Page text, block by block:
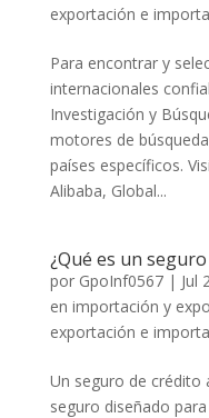
exportación e
Para encontrar y
internacionales
Investigación y
motores de
países específicos.
Alibaba, Global...
¿Qué es un
por GpoInf0567| Jul
en importación y
exportación e
Un seguro de crédito
seguro diseñado